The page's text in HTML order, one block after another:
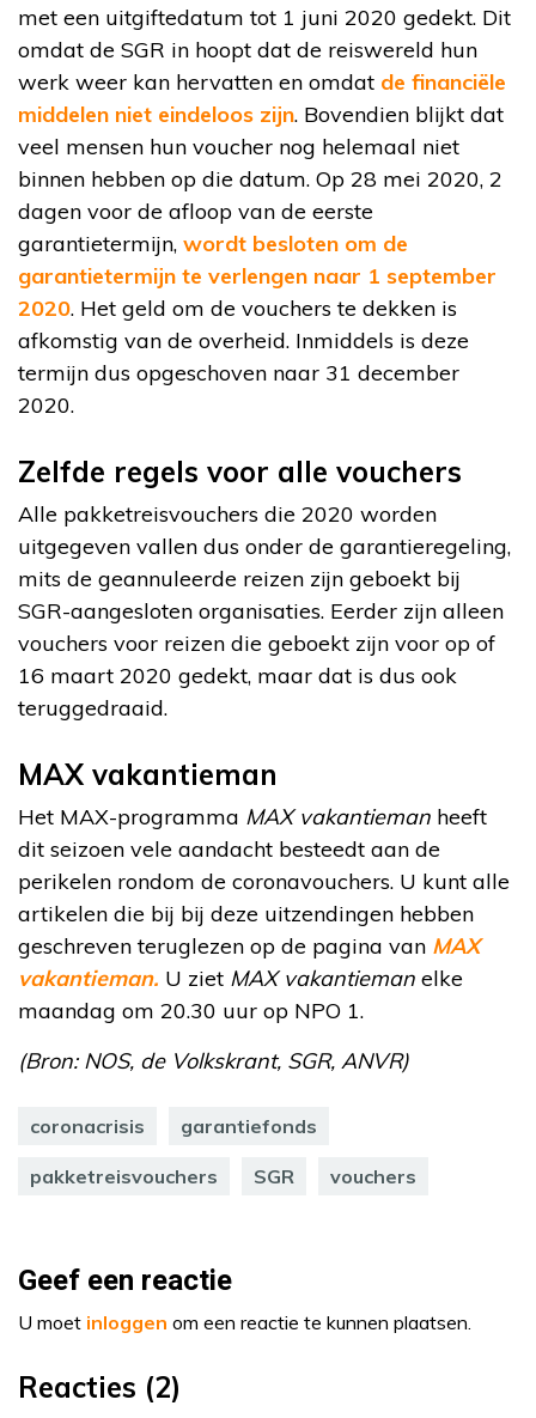
met een uitgiftedatum tot 1 juni 2020 gedekt. Dit
omdat de SGR in hoopt dat de reiswereld hun
werk weer kan hervatten en omdat de financiële
middelen niet eindeloos zijn. Bovendien blijkt dat
veel mensen hun voucher nog helemaal niet
binnen hebben op die datum. Op 28 mei 2020, 2
dagen voor de afloop van de eerste
garantietermijn, wordt besloten om de
garantietermijn te verlengen naar 1 september
2020. Het geld om de vouchers te dekken is
afkomstig van de overheid. Inmiddels is deze
termijn dus opgeschoven naar 31 december
2020.
Zelfde regels voor alle vouchers
Alle pakketreisvouchers die 2020 worden
uitgegeven vallen dus onder de garantieregeling,
mits de geannuleerde reizen zijn geboekt bij
SGR-aangesloten organisaties. Eerder zijn alleen
vouchers voor reizen die geboekt zijn voor op of
16 maart 2020 gedekt, maar dat is dus ook
teruggedraaid.
MAX vakantieman
Het MAX-programma MAX vakantieman heeft
dit seizoen vele aandacht besteedt aan de
perikelen rondom de coronavouchers. U kunt alle
artikelen die bij bij deze uitzendingen hebben
geschreven teruglezen op de pagina van MAX
vakantieman. U ziet MAX vakantieman elke
maandag om 20.30 uur op NPO 1.
(Bron: NOS, de Volkskrant, SGR, ANVR)
coronacrisis garantiefonds
pakketreisvouchers SGR vouchers
Geef een reactie
U moet inloggen om een reactie te kunnen plaatsen.
Reacties (2)